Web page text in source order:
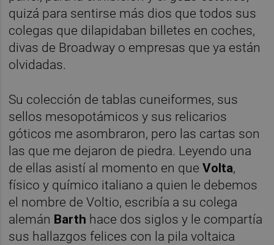
quizá para sentirse más dios que todos sus
colegas que dilapidaban billetes en coches,
divas de Broadway o empresas que ya están
olvidadas.
Su colección de tablas cuneiformes, sus
sellos mesopotámicos y sus relicarios
góticos me asombraron, pero las cartas son
las que me dejaron de piedra. Leyendo una
de ellas asistí al momento en queVolta,
físico y químico italiano a quien le debemos
el nombre de Voltio, escribía a su colega
alemán Barth hace dos siglos y le compartía
sus hallazgos felices con la pila voltaica